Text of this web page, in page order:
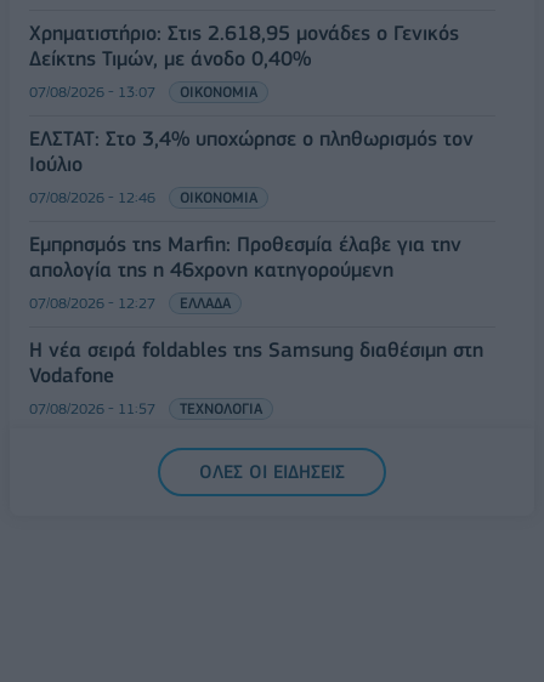
Χρηματιστήριο: Στις 2.618,95 μονάδες ο Γενικός
Δείκτης Τιμών, με άνοδο 0,40%
07/08/2026 - 13:07 ΟΙΚΟΝΟΜΙΑ
ΕΛΣΤΑΤ: Στο 3,4% υποχώρησε ο πληθωρισμός τον
Ιούλιο
07/08/2026 - 12:46 ΟΙΚΟΝΟΜΙΑ
Εμπρησμός της Marfin: Προθεσμία έλαβε για την
απολογία της η 46χρονη κατηγορούμενη
07/08/2026 - 12:27 ΕΛΛΑΔΑ
Η νέα σειρά foldables της Samsung διαθέσιμη στη
Vodafone
07/08/2026 - 11:57 ΤΕΧΝΟΛΟΓΙΑ
ΟΛΕΣ ΟΙ ΕΙΔΗΣΕΙΣ